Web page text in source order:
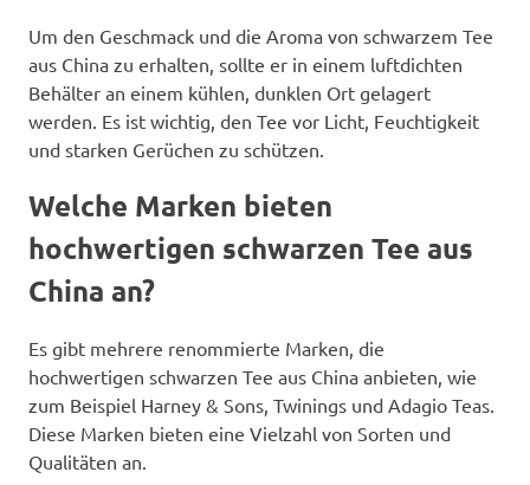
Um den Geschmack und die Aroma von schwarzem Tee
aus China zu erhalten, sollte er in einem luftdichten
Behälter an einem kühlen, dunklen Ort gelagert
werden. Es ist wichtig, den Tee vor Licht, Feuchtigkeit
und starken Gerüchen zu schützen.
Welche Marken bieten
hochwertigen schwarzen Tee aus
China an?
Es gibt mehrere renommierte Marken, die
hochwertigen schwarzen Tee aus China anbieten, wie
zum Beispiel Harney & Sons, Twinings und Adagio Teas.
Diese Marken bieten eine Vielzahl von Sorten und
Qualitäten an.